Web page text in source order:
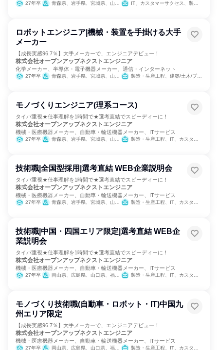
27年卒 青森県、岩手県、宮城県、山形県、福島県、茨城県、栃木県、群馬県、埼玉県、千葉県、東京都、神奈川県、富山県、石川県、山梨県、長野県、岐阜県、静岡県、愛知県、三重県、滋賀県、京都府、大阪府、兵庫県、奈良県、岡山県、広島県、山口県、福岡県、佐賀県、長崎県、熊本県、大分県、鹿児島県 IT、カスタマーサクセス、製造・生産工程
ロボットエンジニア|機械・装置を手掛ける大手
メーカー
【成長実感96.7％】大手メーカーで、エンジニアデビュー！
株式会社オープンアップネクストエンジニア
化学メーカー、半導体・電子機器メーカー、通信・インターネット
27年卒 青森県、岩手県、宮城県、山形県、福島県、茨城県、栃木県、群馬県、埼玉県、千葉県、東京都、神奈川県、富山県、石川県、山梨県、長野県、岐阜県、静岡県、愛知県、三重県、滋賀県、京都府、大阪府、兵庫県、奈良県、岡山県、広島県、山口県、福岡県、佐賀県、長崎県、熊本県、大分県、鹿児島県 製造・生産工程、建築/土木/プラント専門職
モノづくりエンジニア(理系コース)
タイパ重視★仕事理解を1時間で★選考直結でスピーディーに！
株式会社オープンアップネクストエンジニア
機械・医療機器メーカー、自動車・輸送機器メーカー、ITサービス
27年卒 青森県、岩手県、宮城県、山形県、福島県、茨城県、栃木県、群馬県、埼玉県、千葉県、東京都、神奈川県、富山県、石川県、山梨県、長野県、岐阜県、静岡県、愛知県、三重県、滋賀県、京都府、大阪府、兵庫県、奈良県、岡山県、広島県、山口県、福岡県、佐賀県、長崎県、熊本県、大分県、宮崎県、鹿児島県 製造・生産工程、IT、カスタマーサクセス
技術職|全国型採用|選考直結 WEB企業説明会
タイパ重視★仕事理解を1時間で★選考直結でスピーディーに！
株式会社オープンアップネクストエンジニア
機械・医療機器メーカー、自動車・輸送機器メーカー、ITサービス
27年卒 青森県、岩手県、宮城県、山形県、福島県、茨城県、栃木県、群馬県、埼玉県、千葉県、東京都、神奈川県、富山県、石川県、山梨県、長野県、岐阜県、静岡県、愛知県、三重県、滋賀県、京都府、大阪府、兵庫県、奈良県、岡山県、広島県、山口県、福岡県、佐賀県、長崎県、熊本県、大分県、宮崎県、鹿児島県 製造・生産工程、IT、カスタマーサクセス
技術職|中国・四国エリア限定|選考直結 WEB企
業説明会
タイパ重視★仕事理解を1時間で★選考直結でスピーディーに！
株式会社オープンアップネクストエンジニア
機械・医療機器メーカー、自動車・輸送機器メーカー、ITサービス
27年卒 岡山県、広島県、山口県、福岡県、佐賀県、長崎県、大分県、宮崎県、鹿児島県 製造・生産工程、IT、カスタマーサクセス
モノづくり技術職(自動車・ロボット・IT)中国九
州エリア限定
【成長実感96.7％】大手メーカーで、エンジニアデビュー！
株式会社オープンアップネクストエンジニア
機械・医療機器メーカー、自動車・輸送機器メーカー、ITサービス
27年卒 岡山県、広島県、山口県、福岡県、佐賀県、長崎県、大分県、宮崎県、鹿児島県 製造・生産工程、IT、カスタマーサクセス